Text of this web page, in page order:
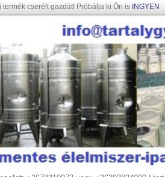
cserélt gazdát! Próbálja ki Ön is INGYEN